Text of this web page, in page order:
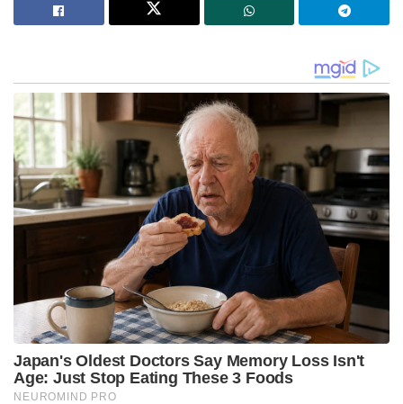
ഛത്തീസ്ഗഡ് വിഷയത്തിൽ തങ്ങളെ സഹായിച്ച
ബിഷപ്പ് ജോസഫ് പാംപ്ലാനി സ്വീകരിച്ചത് എന്നാണ്
സീറോ മലബാർ സഭ അറിയിക്കുന്നത്. സീറോ
മലബാർ സഭയ്ക്ക് ഒരു രാഷ്ട്രീയ പാർട്ടിയോടും
പ്രതിപത്തിയില്ല. സഭയുടെ രാഷ്ട്രീയം ഓരോ
വിഷയങ്ങളിലും ഉള്ള നിലപാടുകളെ
അടിസ്ഥാനമാക്കിയാണ്. ആർച്ച് ബിഷപ്പ് പറഞ്ഞത്
സഭയുടെ പൊതു നിലപാടാണ്. എന്നാൽ സിപിഎം
സംസ്ഥാന സെക്രട്ടറി എം വി ഗോവിന്ദൻ പാർട്ടിയെ
സംരക്ഷിക്കുന്നതിനായി അനവസരത്തിലുള്ള
പ്രസ്താവനകൾ വഴി ആർച്ച് ബിഷപ്പിനെ
പൊതുസമൂഹത്തിന് മുന്നിൽ ആക്രമിക്കുകയാണ്
ചെയ്തത് എന്നും സീറോ മലബാർ സഭ വ്യക്തമാക്കി.
Tags: cpim MV GOVINDHAN
Mar Joseph Pamplani
syro malabar church